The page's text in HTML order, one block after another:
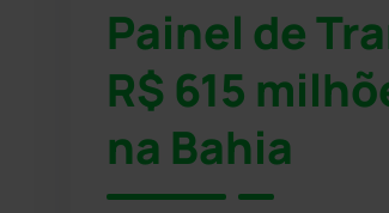
Painel de
R$ 615
na Bahia